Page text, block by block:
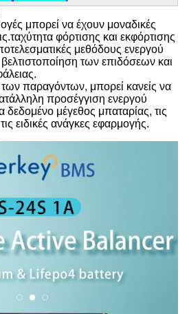
μπορεί να έχουν μοναδικές
φόρτισης και εκφόρτισης
μεθόδους ενεργού
των επιδόσεων και
παραγόντων, μπορεί κανείς να
προσέγγιση ενεργού
δεδομένο μέγεθος μπαταρίας, τις
ειδικές ανάγκες εφαρμογής.